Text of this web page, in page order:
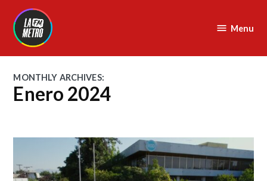
content
Menu
MONTHLY ARCHIVES:
Enero 2024